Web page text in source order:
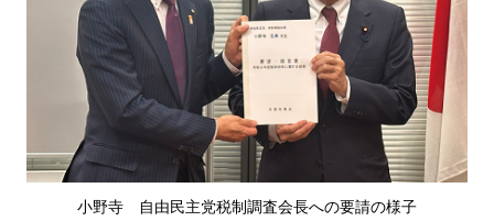
小野寺 自由民主党税制調査会長への要請の様子